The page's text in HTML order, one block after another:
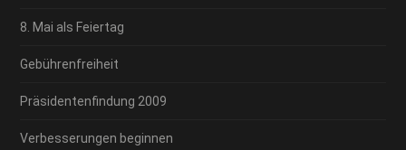
8. Mai als Feiertag
Gebührenfreiheit
Präsidentenfindung 2009
Verbesserungen beginnen